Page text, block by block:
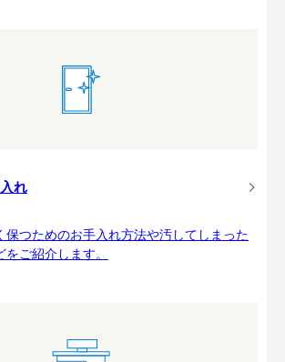
れ
保つためのお手入れ方法や汚してしまった
ご紹介します。